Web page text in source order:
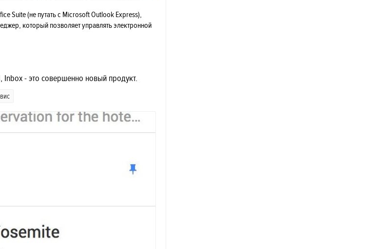
Suite (не путать с Microsoft Outlook Express),
который позволяет управлять электронной
- это совершенно новый продукт.